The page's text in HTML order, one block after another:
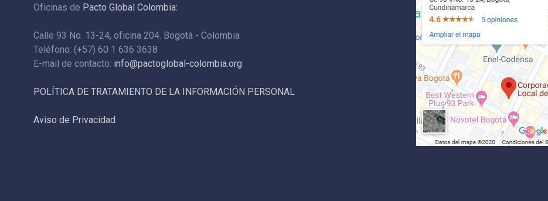
Oficinas de Pacto Global Colombia:
Calle 93 No. 13-24, oficina 204. Bogotá - Colombia
Teléfono: (+57) 60 1 636 3638
E-mail de contacto: info@pactoglobal-colombia.org
POLÍTICA DE TRATAMIENTO DE LA INFORMACIÓN PERSONAL
Aviso de Privacidad